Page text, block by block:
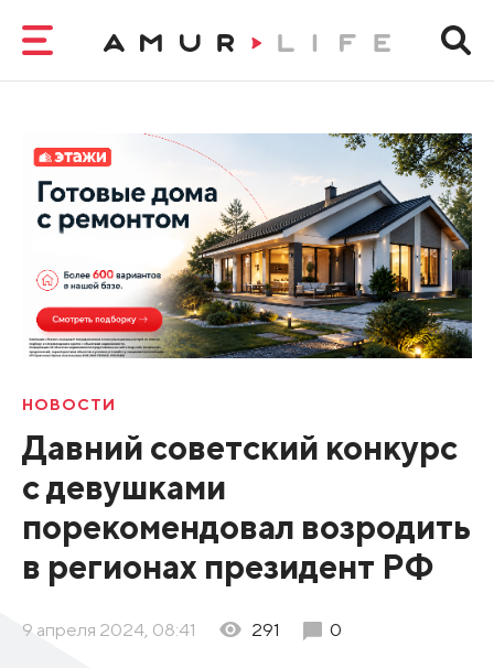
НОВОСТИ
Давний советский конкурс
с девушками
порекомендовал возродить
в регионах президент РФ
9 апреля 2024, 08:41 291 0